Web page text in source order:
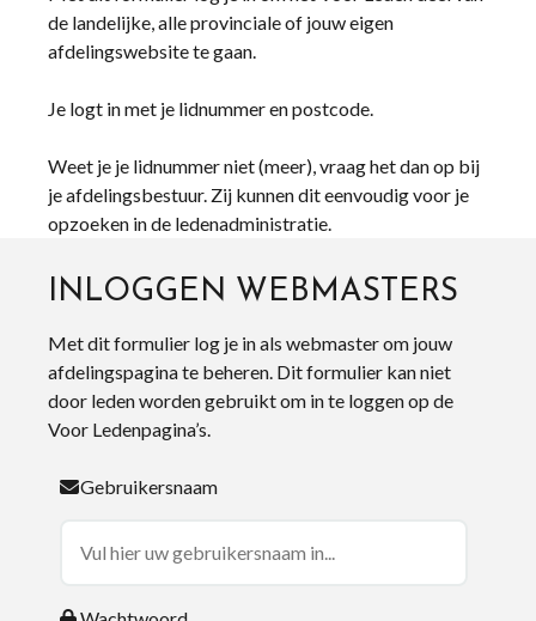
de landelijke, alle provinciale of jouw eigen
afdelingswebsite te gaan.
Je logt in met je lidnummer en postcode.
Weet je je lidnummer niet (meer), vraag het dan op bij
je afdelingsbestuur. Zij kunnen dit eenvoudig voor je
opzoeken in de ledenadministratie.
INLOGGEN WEBMASTERS
Met dit formulier log je in als webmaster om jouw
afdelingspagina te beheren. Dit formulier kan niet
door leden worden gebruikt om in te loggen op de
Voor Ledenpagina’s.
Gebruikersnaam